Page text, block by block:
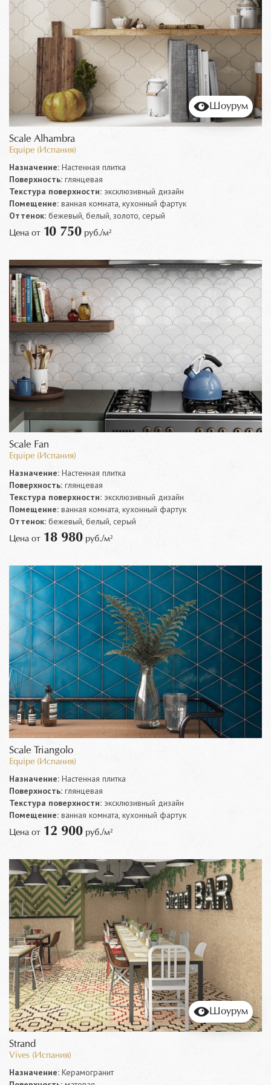
Шоурум
Scale Alhambra
Equipe (Испания)
Назначение: Настенная плитка
Поверхность: глянцевая
Текстура поверхности: эксклюзивный дизайн
Помещение: ванная комната, кухонный фартук
Оттенок: бежевый, белый, золото, серый
Цена от 10 750 руб./м²
Scale Fan
Equipe (Испания)
Назначение: Настенная плитка
Поверхность: глянцевая
Текстура поверхности: эксклюзивный дизайн
Помещение: ванная комната, кухонный фартук
Оттенок: бежевый, белый, серый
Цена от 18 980 руб./м²
Scale Triangolo
Equipe (Испания)
Назначение: Настенная плитка
Поверхность: глянцевая
Текстура поверхности: эксклюзивный дизайн
Помещение: ванная комната, кухонный фартук
Цена от 12 900 руб./м²
Шоурум
Strand
Vives (Испания)
Назначение: Керамогранит